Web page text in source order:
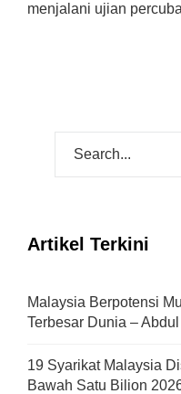
menjalani ujian
Artikel Terkini
Malaysia Berpotensi
Terbesar Dunia – Abdul
19 Syarikat Malaysia
Bawah Satu Bilion